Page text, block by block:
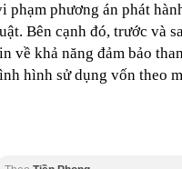
phạm phương án phát
Bên cạnh đó, trước và
về khả năng đảm bảo
hình sử dụng vốn theo